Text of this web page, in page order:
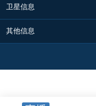
卫星信息
其他信息